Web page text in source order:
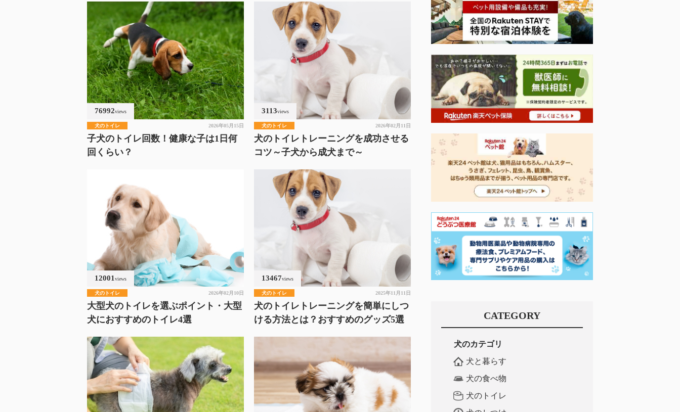
76992views
犬のトイレ 2026年05月15日
子犬のトイレ回数！健康な子は1日何
回くらい？
3113views
犬のトイレ 2026年02月11日
犬のトイレトレーニングを成功させる
コツ～子犬から成犬まで～
12001 views
犬のトイレ 2026年02月10日
大型犬のトイレを選ぶポイント・大型
犬におすすめのトイレ4選
13467views
犬のトイレ 2025年11月11日
犬のトイレトレーニングを簡単にしつ
ける方法とは？おすすめのグッズ5選
CATEGORY
犬のカテゴリ
犬と暮らす
犬の食べ物
犬のトイレ